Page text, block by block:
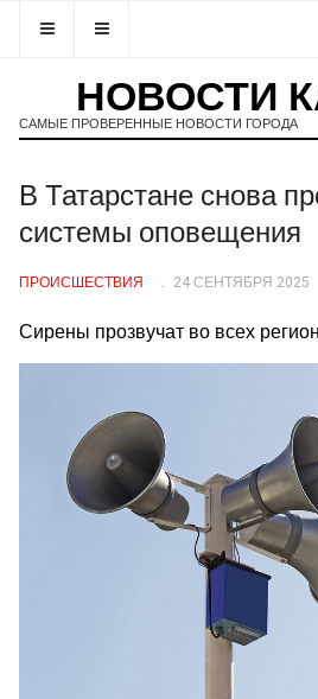
НОВОСТИ
САМЫЕ ПРОВЕРЕННЫЕ НОВОСТИ ГОРОДА
В Татарстане снова
системы оповещения
ПРОИСШЕСТВИЯ 24 СЕНТЯБРЯ 2025
Сирены прозвучат во всех